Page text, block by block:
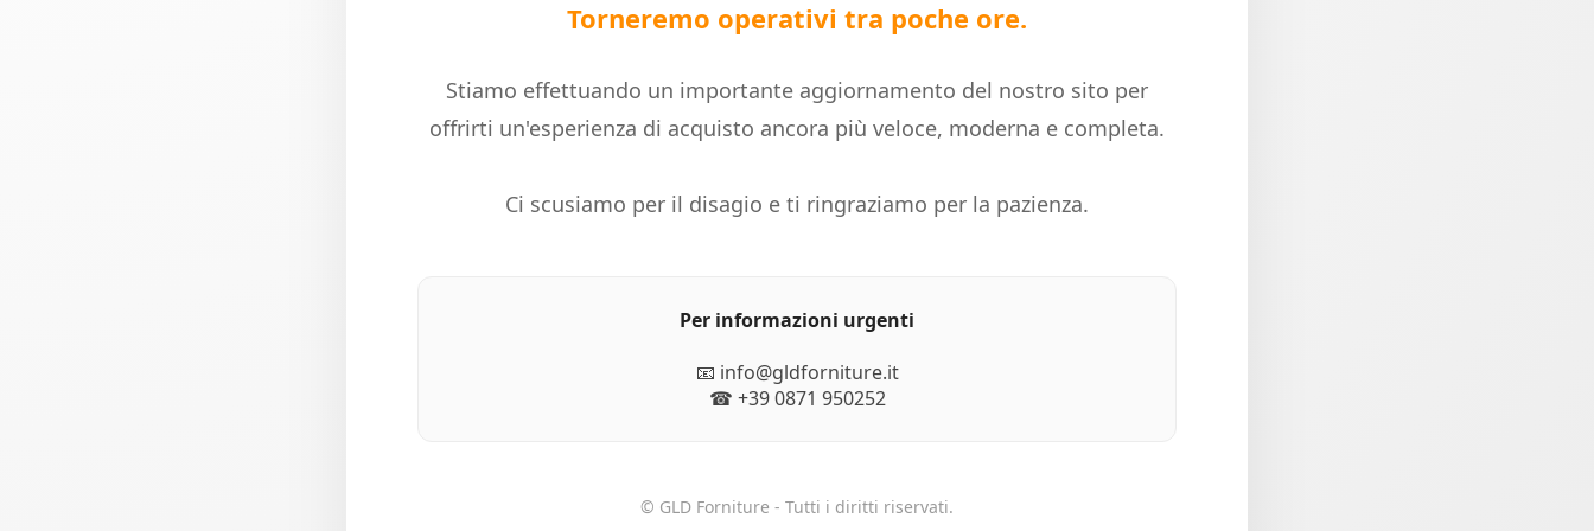
Torneremo operativi tra poche ore.
Stiamo effettuando un importante aggiornamento del nostro sito per
offrirti un'esperienza di acquisto ancora più veloce, moderna e completa.
Ci scusiamo per il disagio e ti ringraziamo per la pazienza.
Per informazioni urgenti
📧 info@gldforniture.it
☎ +39 0871 950252
© GLD Forniture - Tutti i diritti riservati.